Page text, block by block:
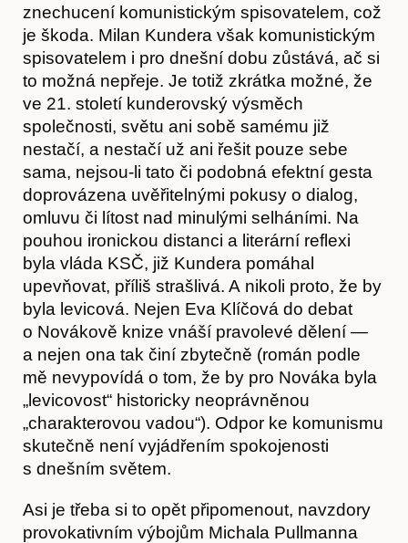
Časopis
Hostcast
znechucení komunistickým spisovatelem, což
je škoda. Milan Kundera však komunistickým
spisovatelem i pro dnešní dobu zůstává, ač si
to možná nepřeje. Je totiž zkrátka možné, že
ve 21. století kunderovský výsměch
společnosti, světu ani sobě samému již
nestačí, a nestačí už ani řešit pouze sebe
sama, nejsou-li tato či podobná efektní gesta
doprovázena uvěřitelnými pokusy o dialog,
omluvu či lítost nad minulými selháními. Na
pouhou ironickou distanci a literární reflexi
byla vláda KSČ, již Kundera pomáhal
upevňovat, příliš strašlivá. A nikoli proto, že by
byla levicová. Nejen Eva Klíčová do debat
o Novákově knize vnáší pravolevé dělení —
a nejen ona tak činí zbytečně (román podle
mě nevypovídá o tom, že by pro Nováka byla
„levicovost“ historicky neoprávněnou
„charakterovou vadou“). Odpor ke komunismu
skutečně není vyjádřením spokojenosti
s dnešním světem.
Asi je třeba si to opět připomenout, navzdory
provokativním výbojům Michala Pullmanna